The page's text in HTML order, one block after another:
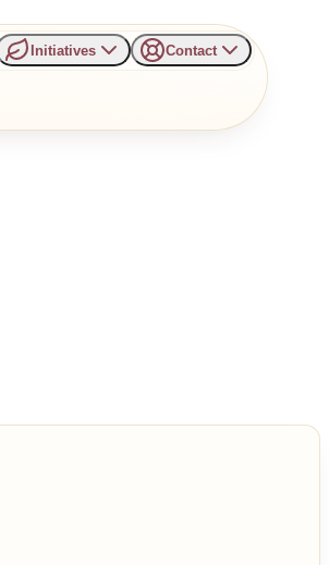
Initiatives Contact